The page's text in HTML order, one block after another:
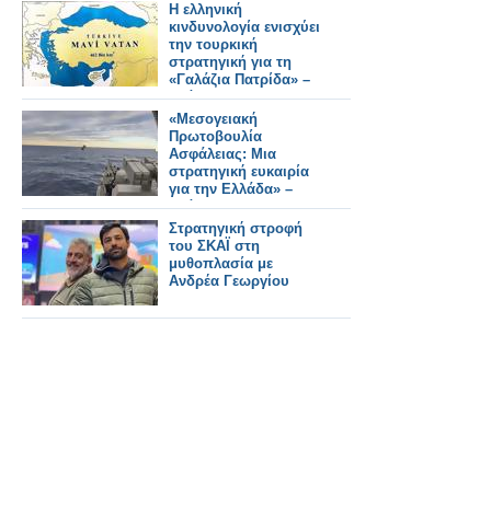
Η ελληνική
κινδυνολογία ενισχύει
την τουρκική
στρατηγική για τη
«Γαλάζια Πατρίδα» –
Ανάλυση του
Κωνσταντίνου
Μπαλωμένου
«Μεσογειακή
Πρωτοβουλία
Ασφάλειας: Μια
στρατηγική ευκαιρία
για την Ελλάδα» –
Ανάλυση του
Κωνσταντίνου
Μπαλωμένου
Στρατηγική στροφή
του ΣΚΑΪ στη
μυθοπλασία με
Ανδρέα Γεωργίου